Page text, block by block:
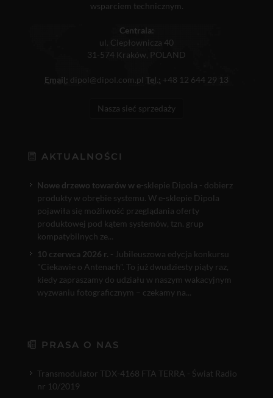
wsparciem technicznym.
Centrala:
ul. Ciepłownicza 40
31-574 Kraków, POLAND
Email: dipol@dipol.com.pl Tel.: +48 12 644 29 13
Nasza sieć sprzedaży
AKTUALNOŚCI
Nowe drzewo towarów w e-sklepie Dipola - dobierz
produkty w obrębie systemu. W e-sklepie Dipola
pojawiła się możliwość przeglądania oferty
produktowej pod kątem systemów, tzn. grup
kompatybilnych ze...
10 czerwca 2026 r. - Jubileuszowa edycja konkursu
"Ciekawie o Antenach". To już dwudziesty piąty raz,
kiedy zapraszamy do udziału w naszym wakacyjnym
wyzwaniu fotograficznym – czekamy na...
PRASA O NAS
Transmodulator TDX-4168 FTA TERRA - Świat Radio
nr 10/2019